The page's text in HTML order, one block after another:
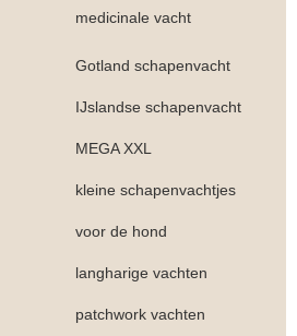
medicinale vacht
Gotland schapenvacht
IJslandse schapenvacht
MEGA XXL
kleine schapenvachtjes
voor de hond
langharige vachten
patchwork vachten